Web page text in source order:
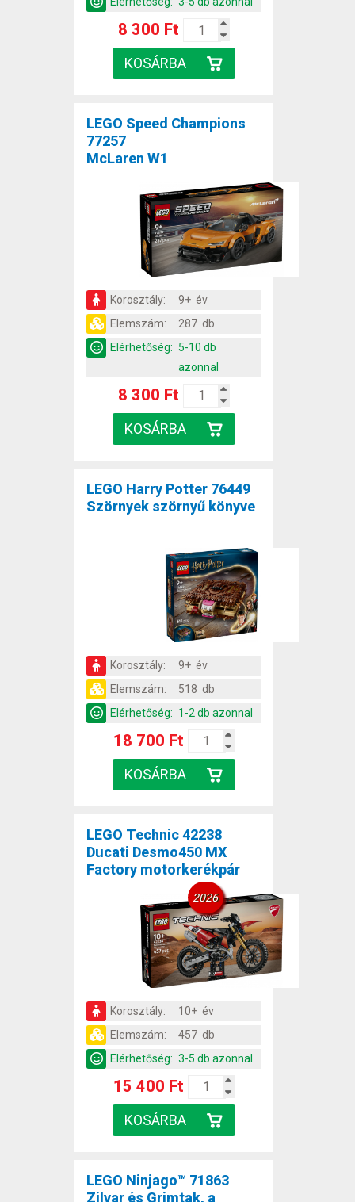
8 300 Ft
LEGO Speed Champions
77257
McLaren W1
Korosztály:
9+ év
Elemszám:
287 db
Elérhetőség: 5-10 db
azonnal
8 300 Ft
LEGO Harry Potter 76449
Szörnyek szörnyű könyve
Korosztály:
9+ év
Elemszám:
518 db
Elérhetőség: 1-2 db azonnal
18 700 Ft
LEGO Technic 42238
Ducati Desmo450 MX
Factory motorkerékpár
2026
Korosztály:
10+ év
Elemszám:
457 db
Elérhetőség: 3-5 db azonnal
15 400 Ft
LEGO Ninjago™ 71863
Zilvar és Grimtak, a